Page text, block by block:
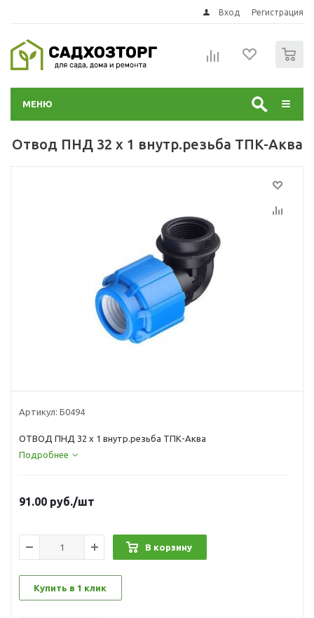
Вход Регистрация
МЕНЮ
Отвод ПНД 32 х 1 внутр.резьба ТПК-Аква
Артикул: Б0494
ОТВОД ПНД 32 х 1 внутр.резьба ТПК-Аква
Подробнее
91.00 руб./шт
В корзину
Купить в 1 клик